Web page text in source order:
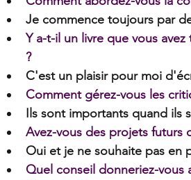
Je commence toujours par
Y a-t-il un livre que vous
?
C'est un plaisir pour moi
Comment gérez-vous les
Ils sont importants quand ils
Avez-vous des projets futurs
Oui et je ne souhaite pas en
Quel conseil donneriez-vous